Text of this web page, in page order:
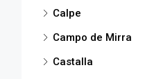
Calpe
Campo de Mirra
Castalla